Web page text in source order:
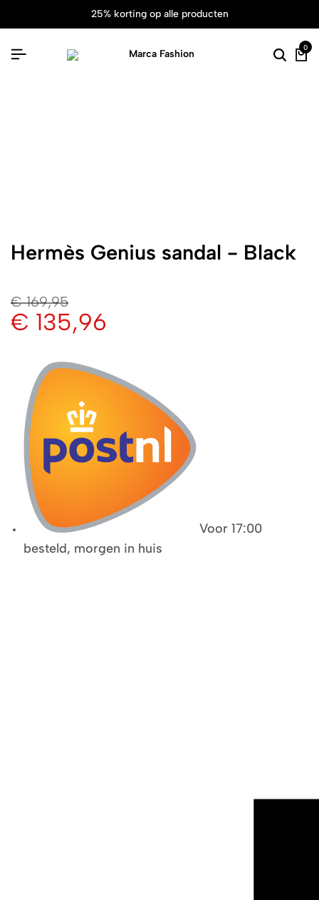
25% korting op alle producten
0
Hermès Genius sandal - Black
€169,95
€ 135,96
Voor 17:00
besteld, morgen in huis